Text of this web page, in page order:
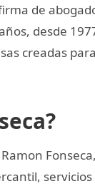
de
desde
creadas